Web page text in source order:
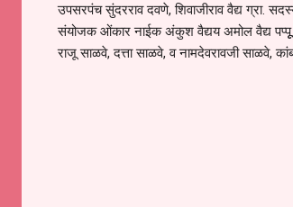
उपसरपंच सुंदरराव दवणे, शिवाजीराव वैद्य ग्रा.
संयोजक ओंकार नाईक अंकुश वैद्यय अमोल वैद्य पप्पूू
राजू साळवे, दत्ता साळवे, व नामदेवरावजी साळवे,